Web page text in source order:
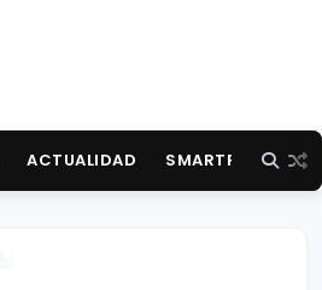
ACTUALIDAD SMARTPHONES